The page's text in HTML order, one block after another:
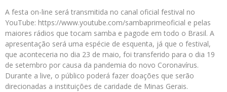
A festa on-line será transmitida no canal oficial festival no
YouTube: https://www.youtube.com/sambaprimeoficial e pelas
maiores rádios que tocam samba e pagode em todo o Brasil. A
apresentação será uma espécie de esquenta, já que o festival,
que aconteceria no dia 23 de maio, foi transferido para o dia 19
de setembro por causa da pandemia do novo Coronavírus.
Durante a live, o público poderá fazer doações que serão
direcionadas a instituições de caridade de Minas Gerais.